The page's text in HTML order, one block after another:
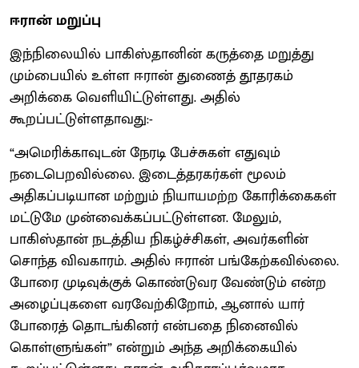
ஈரான் மறுப்பு
இந்நிலையில் பாகிஸ்தானின் கருத்தை மறுத்து
மும்பையில் உள்ள ஈரான் துணைத் தூதரகம்
அறிக்கை வெளியிட்டுள்ளது. அதில்
கூறப்பட்டுள்ளதாவது:-
“அமெரிக்காவுடன் நேரடி பேச்சுகள் எதுவும்
நடைபெறவில்லை. இடைத்தரகர்கள் மூலம்
அதிகப்படியான மற்றும் நியாயமற்ற கோரிக்கைகள்
மட்டுமே முன்வைக்கப்பட்டுள்ளன. மேலும்,
பாகிஸ்தான் நடத்திய நிகழ்ச்சிகள், அவர்களின்
சொந்த விவகாரம். அதில் ஈரான் பங்கேற்கவில்லை.
போரை முடிவுக்குக் கொண்டுவர வேண்டும் என்ற
அழைப்புகளை வரவேற்கிறோம், ஆனால் யார்
போரைத் தொடங்கினர் என்பதை நினைவில்
கொள்ளுங்கள்” என்றும் அந்த அறிக்கையில்